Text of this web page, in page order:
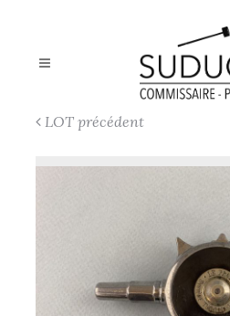
LOT précédent